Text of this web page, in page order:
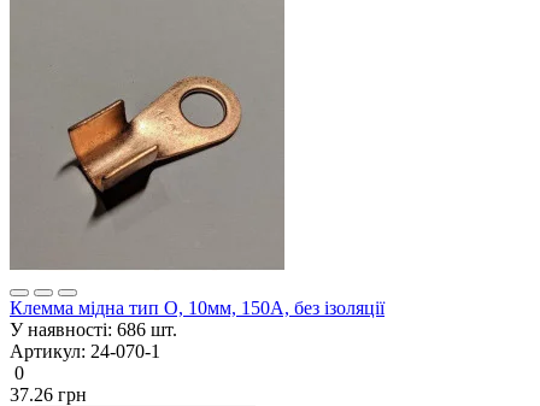
Клемма мідна тип О, 10мм, 150А, без ізоляції
У наявності: 686 шт.
Артикул: 24-070-1
0
37.26 грн